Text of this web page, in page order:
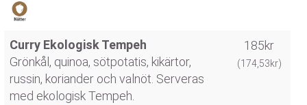
Curry Ekologisk Tempeh
Grönkål, quinoa, sötpotatis, kikärtor,
russin, koriander och valnöt. Serveras
med ekologisk Tempeh.
185kr
(174,53kr)